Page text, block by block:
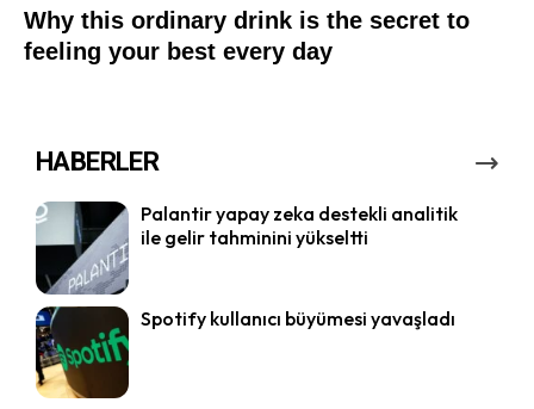
HABERLER
Palantir yapay zeka destekli analitik
ile gelir tahminini yükseltti
Spotify kullanıcı büyümesi yavaşladı